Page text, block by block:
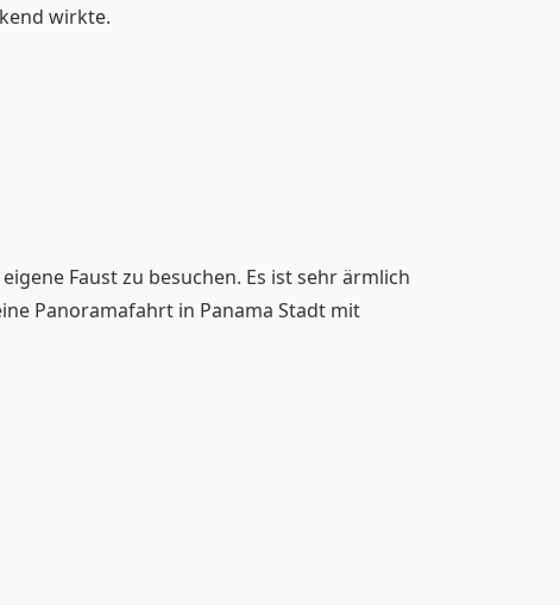
wirkte.
Faust zu besuchen. Es ist sehr ärmlich
Panoramafahrt in Panama Stadt mit